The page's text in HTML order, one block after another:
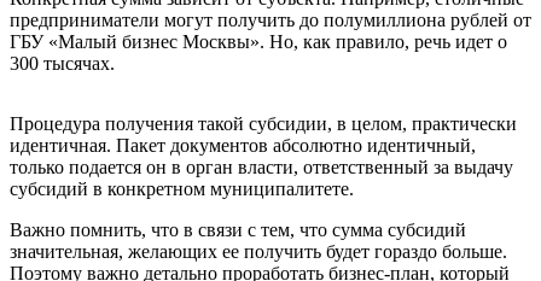
предприниматели могут получить до полумиллиона рублей от
ГБУ «Малый бизнес Москвы». Но, как правило, речь идет о
300 тысячах.
Процедура получения такой субсидии, в целом, практически
идентичная. Пакет документов абсолютно идентичный,
только подается он в орган власти, ответственный за выдачу
субсидий в конкретном муниципалитете.
Важно помнить, что в связи с тем, что сумма субсидий
значительная, желающих ее получить будет гораздо больше.
Поэтому важно детально проработать бизнес-план, который